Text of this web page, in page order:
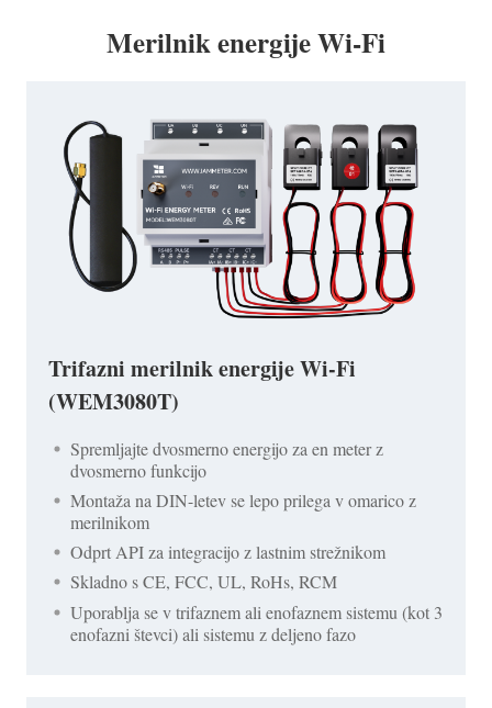
Merilnik energije Wi-Fi
Trifazni merilnik energije Wi-Fi
(WEM3080T)
Spremljajte dvosmerno energijo za en meter z
dvosmerno funkcijo
Montaža na DIN-letev se lepo prilega v omarico z
merilnikom
Odprt API za integracijo z lastnim strežnikom
Skladno s CE, FCC, UL, RoHs, RCM
Uporablja se v trifaznem ali enofaznem sistemu (kot 3
enofazni števci) ali sistemu z deljeno fazo